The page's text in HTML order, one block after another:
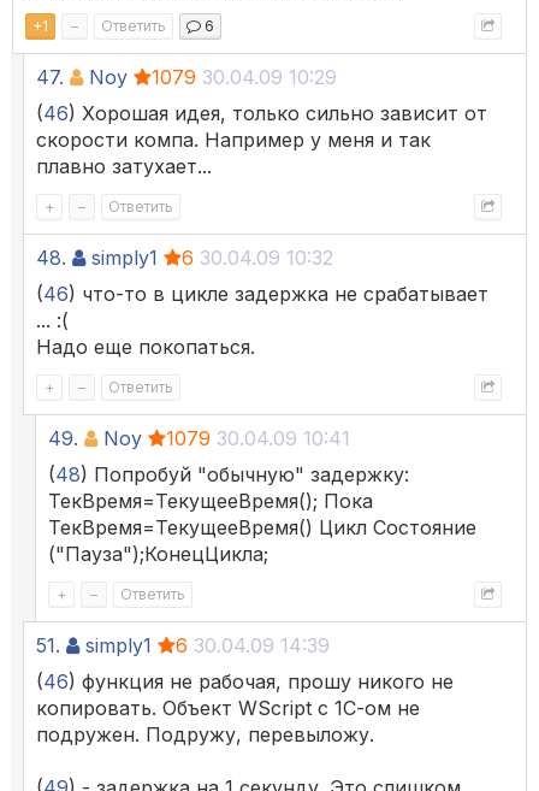
+1 – Ответить 6
47. Noy 1079 30.04.09 10:29
(46) Хорошая идея, только сильно зависит от
скорости компа. Например у меня и так
плавно затухает...
+ – Ответить
48. simply1 6 30.04.09 10:32
(46) что-то в цикле задержка не срабатывает
... :(
Надо еще покопаться.
+ – Ответить
49. Noy 1079 30.04.09 10:41
(48) Попробуй "обычную" задержку:
ТекВремя=ТекущееВремя(); Пока
ТекВремя=ТекущееВремя() Цикл Состояние
("Пауза");КонецЦикла;
+ – Ответить
51. simply1 6 30.04.09 14:39
(46) функция не рабочая, прошу никого не
копировать. Объект WScript с 1С-ом не
подружен. Подружу, перевыложу.